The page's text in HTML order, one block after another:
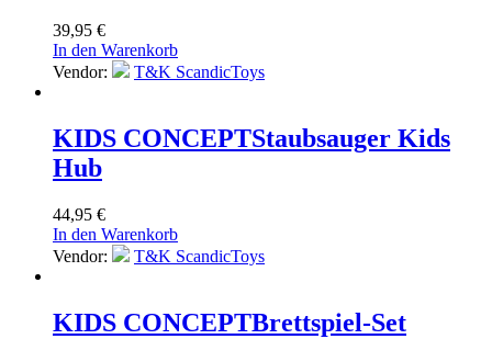
39,95 €
In den Warenkorb
Vendor:
T&K ScandicToys
KIDS CONCEPTStaubsauger Kids
Hub
44,95 €
In den Warenkorb
Vendor:
T&K ScandicToys
KIDS CONCEPTBrettspiel-Set